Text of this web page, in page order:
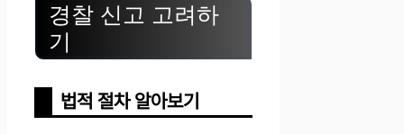
경찰 신고 고려하
기
법적 절차 알아보기